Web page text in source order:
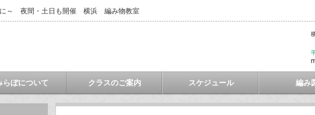
に～ 夜間・土日も開催 横浜 編み物教室
らぼについて クラスのご案内 スケジュール 編み